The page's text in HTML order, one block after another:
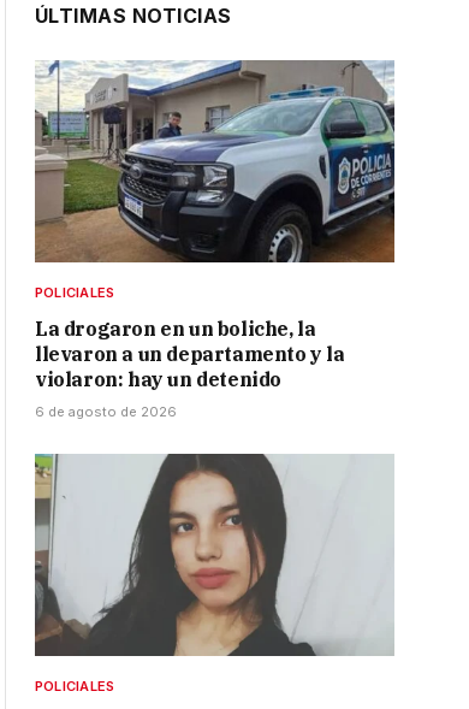
ÚLTIMAS NOTICIAS
POLICIALES
La drogaron en un boliche, la
llevaron a un departamento y la
violaron: hay un detenido
6 de agosto de 2026
POLICIALES